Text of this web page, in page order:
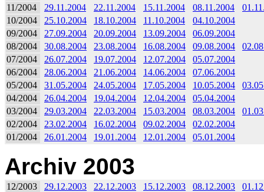
11/2004
29.11.2004 22.11.2004 15.11.2004 08.11.2004
10/2004
25.10.2004 18.10.2004 11.10.2004
04.10.2004
09/2004
27.09.2004 20.09.2004 13.09.2004
06.09.2004
08/2004
30.08.2004 23.08.2004 16.08.2004 09.08.2004
07/2004
26.07.2004 19.07.2004 12.07.2004
05.07.2004
06/2004
28.06.2004 21.06.2004 14.06.2004
07.06.2004
05/2004
31.05.2004 24.05.2004 17.05.2004 10.05.2004
04/2004
26.04.2004 19.04.2004 12.04.2004
05.04.2004
03/2004
29.03.2004 22.03.2004 15.03.2004 08.03.2004
02/2004
23.02.2004 16.02.2004 09.02.2004
02.02.2004
01/2004
26.01.2004 19.01.2004 12.01.2004 05.01.2004
Archiv 2003
12/2003 29.12.2003 22.12.2003 15.12.2003 08.12.2003